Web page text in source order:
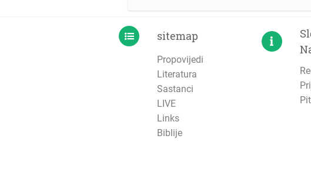
sitemap
Propovijedi
Literatura
Sastanci
LIVE
Links
Biblije